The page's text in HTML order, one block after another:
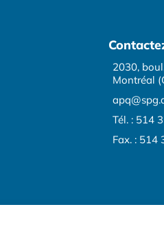
2030,
Montréal
Tél. : 514
Fax. : 514